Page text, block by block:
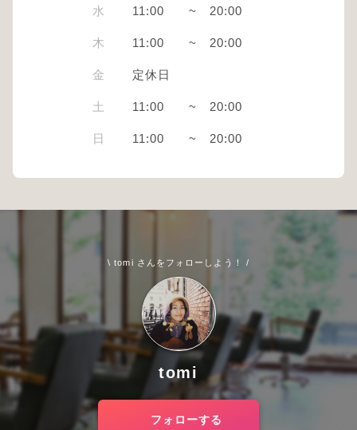
水 11:00 ~ 20:00
木 11:00 ~ 20:00
金 定休日
土 11:00 ~ 20:00
日 11:00 ~ 20:00
\ tomi さんをフォローしよう！ /
tomi
フォローする